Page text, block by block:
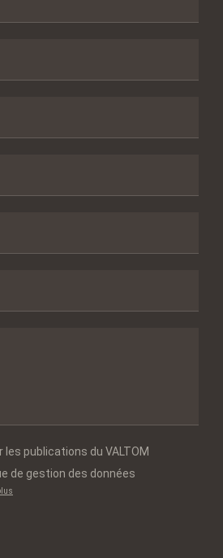
publications du VALTOM
de gestion des données